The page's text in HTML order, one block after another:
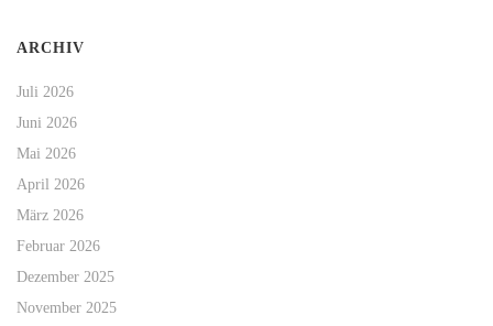
ARCHIV
Juli 2026
Juni 2026
Mai 2026
April 2026
März 2026
Februar 2026
Dezember 2025
November 2025